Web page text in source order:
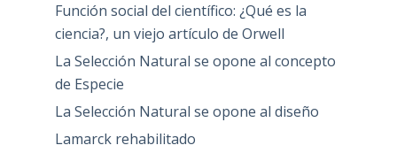
Función social del científico: ¿Qué es la
ciencia?, un viejo artículo de Orwell
La Selección Natural se opone al concepto
de Especie
La Selección Natural se opone al diseño
Lamarck rehabilitado